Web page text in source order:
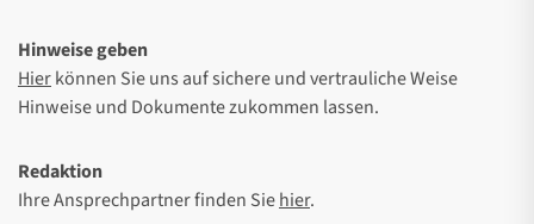
Hinweise geben
Hierkönnen Sie uns auf sichere und vertrauliche Weise
Hinweise und Dokumente zukommen lassen.
Redaktion
Ihre Ansprechpartner finden Siehier.